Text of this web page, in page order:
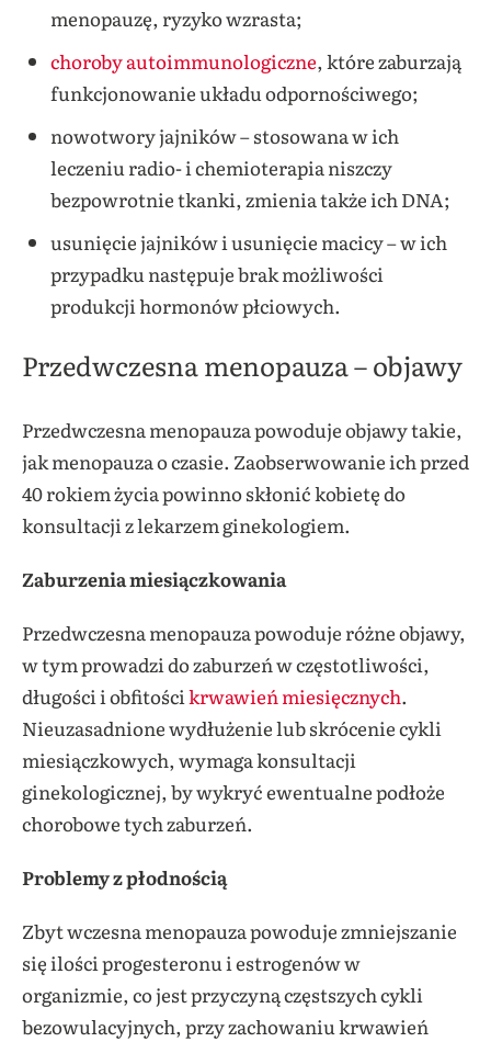
menopauzę, ryzyko wzrasta;
choroby autoimmunologiczne, które zaburzają
funkcjonowanie układu odpornościwego;
nowotwory jajników – stosowana w ich
leczeniu radio- i chemioterapia niszczy
bezpowrotnie tkanki, zmienia także ich DNA;
usunięcie jajników i usunięcie macicy – w ich
przypadku następuje brak możliwości
produkcji hormonów płciowych.
Przedwczesna menopauza – objawy
Przedwczesna menopauza powoduje objawy takie,
jak menopauza o czasie. Zaobserwowanie ich przed
40 rokiem życia powinno skłonić kobietę do
konsultacji z lekarzem ginekologiem.
Zaburzenia miesiączkowania
Przedwczesna menopauza powoduje różne objawy,
w tym prowadzi do zaburzeń w częstotliwości,
długości i obfitości krwawień miesięcznych.
Nieuzasadnione wydłużenie lub skrócenie cykli
miesiączkowych, wymaga konsultacji
ginekologicznej, by wykryć ewentualne podłoże
chorobowe tych zaburzeń.
Problemy z płodnością
Zbyt wczesna menopauza powoduje zmniejszanie
się ilości progesteronu i estrogenów w
organizmie, co jest przyczyną częstszych cykli
bezowulacyjnych, przy zachowaniu krwawień